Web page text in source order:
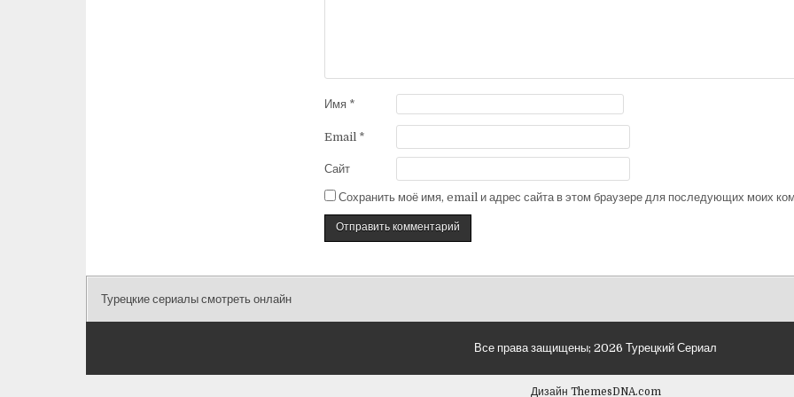
Имя *
Email *
Сайт
Сохранить моё имя, email и адрес сайта в этом браузере для последующих моих
Турецкие сериалы смотреть онлайн
Все права защищены; 2026 Турецкий Сериал
Дизайн ThemesDNA.com